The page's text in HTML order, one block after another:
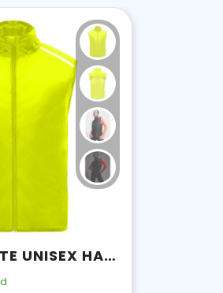
JANNU LICHTE UNISEX HARDLOOPBODYWARMER